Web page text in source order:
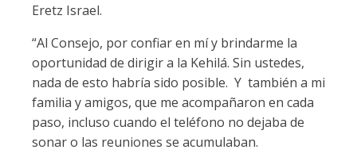
Eretz Israel.
“Al Consejo, por confiar en mí y brindarme la
oportunidad de dirigir a la Kehilá. Sin ustedes,
nada de esto habría sido posible. Y también a mi
familia y amigos, que me acompañaron en cada
paso, incluso cuando el teléfono no dejaba de
sonar o las reuniones se acumulaban.